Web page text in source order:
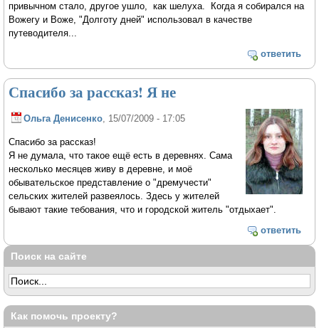
привычном стало, другое ушло, как шелуха. Когда я собирался на
Вожегу и Воже, "Долготу дней" использовал в качестве
путеводителя...
ответить
Спасибо за рассказ! Я не
Ольга Денисенко, 15/07/2009 - 17:05
Спасибо за рассказ!
Я не думала, что такое ещё есть в деревнях. Сама
несколько месяцев живу в деревне, и моё
обывательское представление о "дремучести"
сельских жителей развеялось. Здесь у жителей
бывают такие тебования, что и городской житель "отдыхает".
ответить
Поиск на сайте
Как помочь проекту?